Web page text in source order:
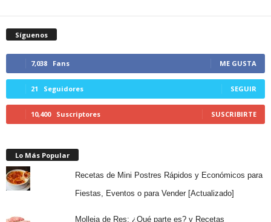
Síguenos
7,038 Fans ME GUSTA
21 Seguidores SEGUIR
10,400 Suscriptores SUSCRIBIRTE
Lo Más Popular
Recetas de Mini Postres Rápidos y Económicos para
Fiestas, Eventos o para Vender [Actualizado]
Molleja de Res: ¿Qué parte es? y Recetas